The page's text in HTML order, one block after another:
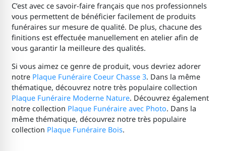
C’est avec ce savoir-faire français que nos professionnels
vous permettent de bénéficier facilement de produits
funéraires sur mesure de qualité. De plus, chacune des
finitions est effectuée manuellement en atelier afin de
vous garantir la meilleure des qualités.
Si vous aimez ce genre de produit, vous devriez adorer
notre Plaque Funéraire Coeur Chasse 3. Dans la même
thématique, découvrez notre très populaire collection
Plaque Funéraire Moderne Nature. Découvrez également
notre collection Plaque Funéraire avec Photo. Dans la
même thématique, découvrez notre très populaire
collection Plaque Funéraire Bois.